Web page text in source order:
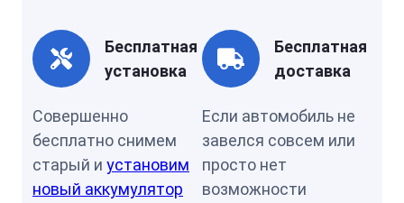
Бесплатная
установка
Совершенно
бесплатно снимем
старый и установим
новый аккумулятор
Бесплатная
доставка
Если автомобиль не
завелся совсем или
просто нет
возможности